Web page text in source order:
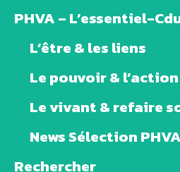
PHVA – L’essentiel-
L’être & les liens
Le pouvoir &
Le vivant & refaire
News Sélection PHVA
Rechercher